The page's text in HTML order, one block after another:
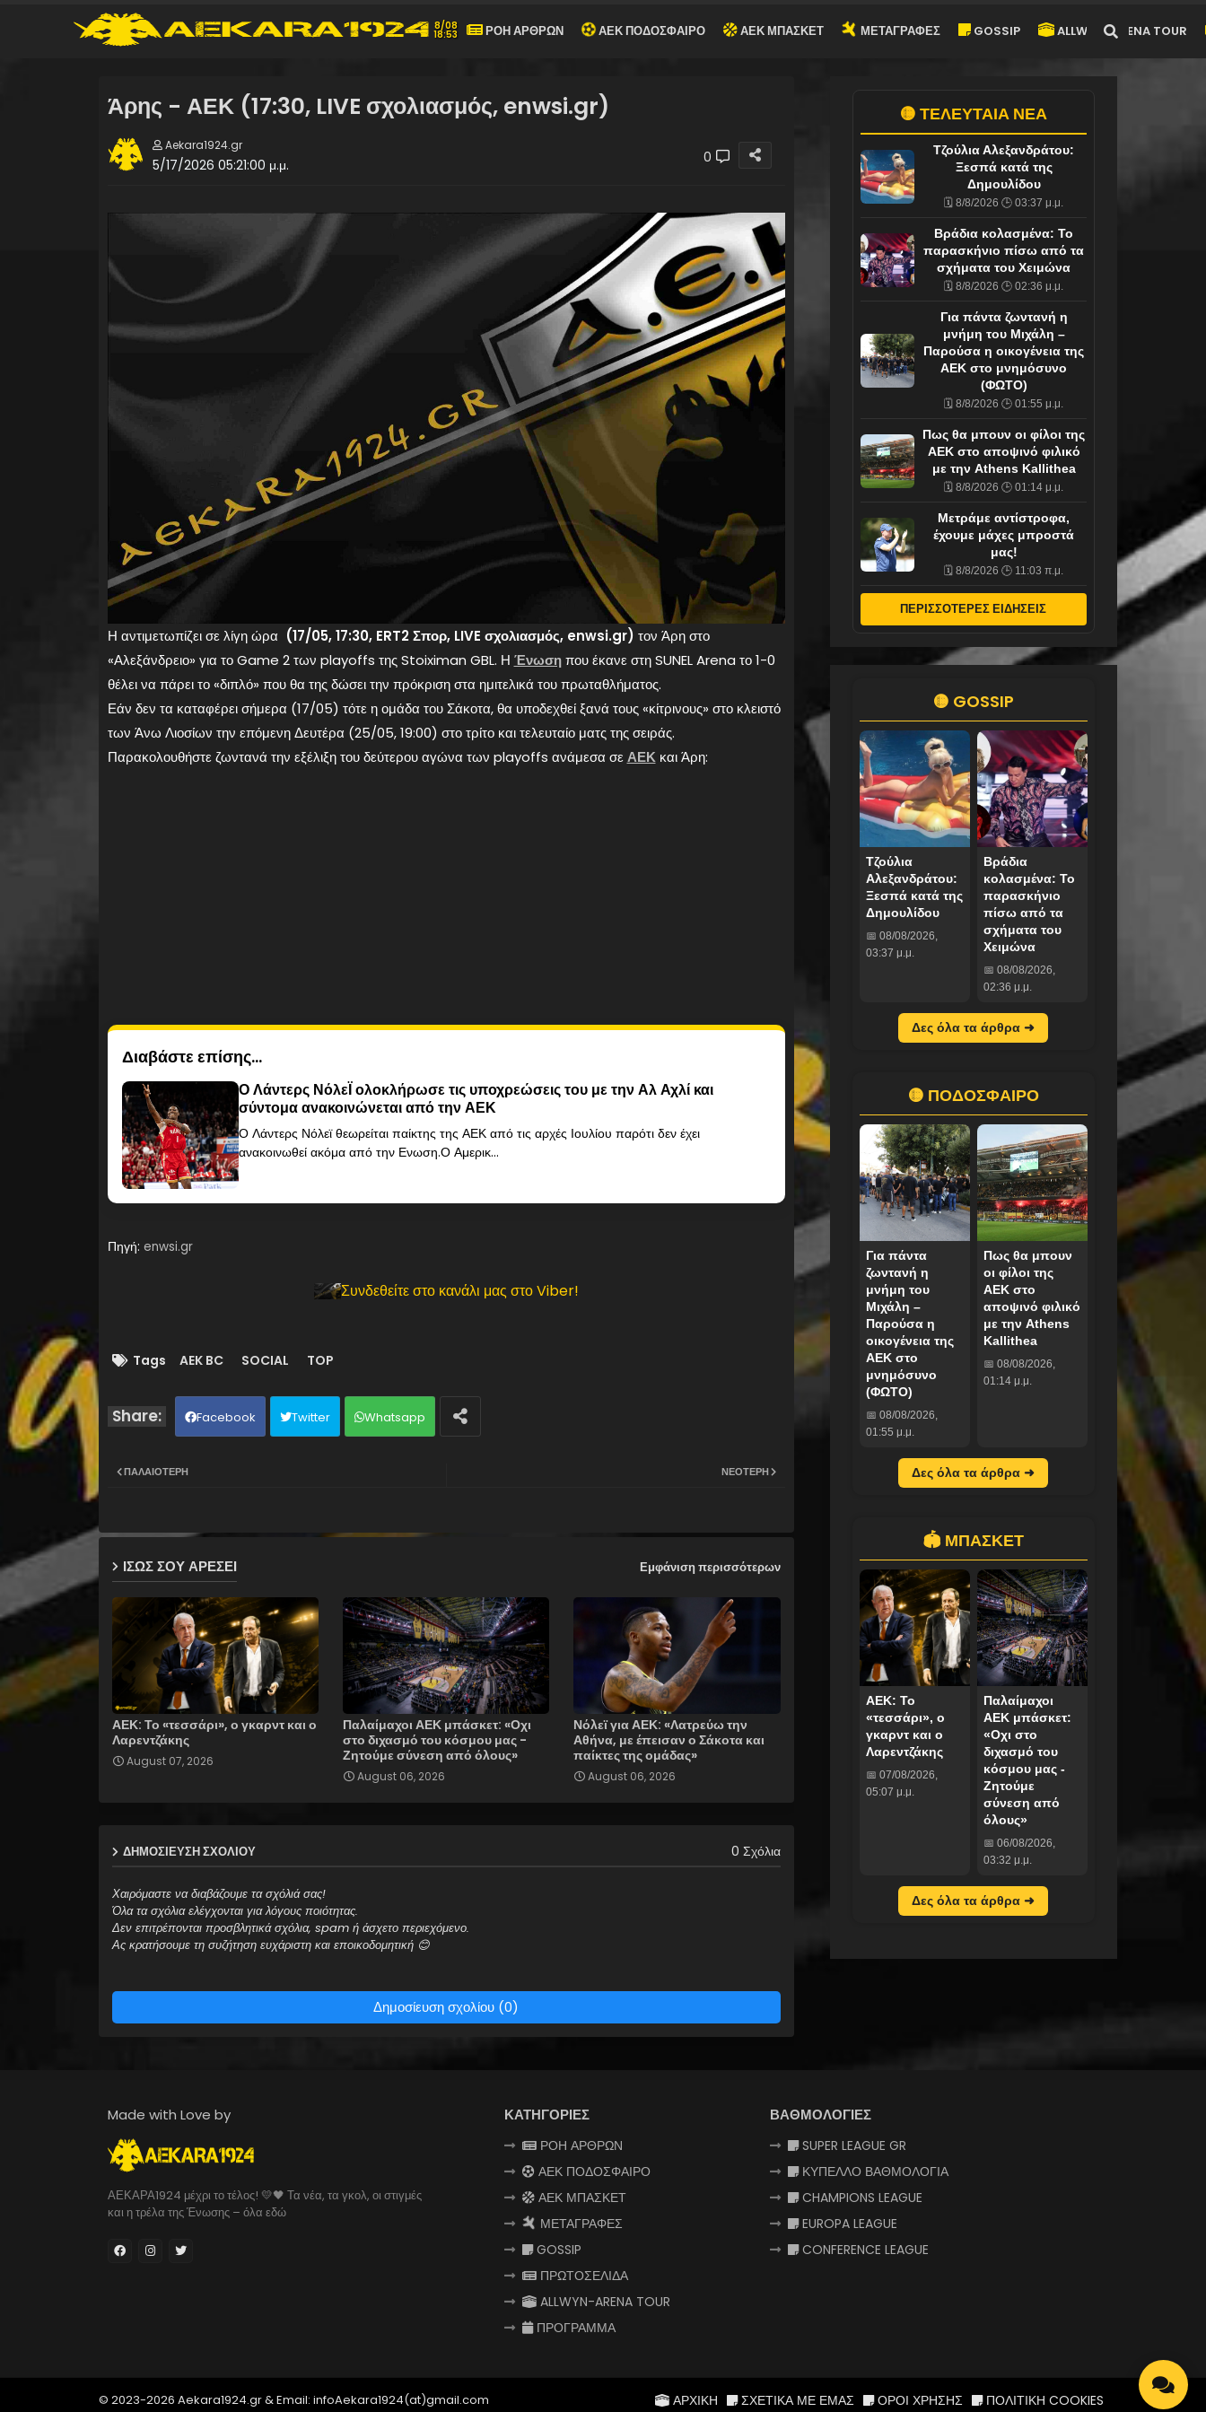
8/08
18:53 ΡΟΗ ΑΡΘΡΩΝ ΑΕΚ ΠΟΔΟΣΦΑΙΡΟ ΑΕΚ ΜΠΑΣΚΕΤ ΜΕΤΑΓΡΑΦΕΣ GOSSIP ALLWYN-ARENA TOUR
Άρης - ΑΕΚ (17:30, LIVE σχολιασμός, enwsi.gr)
Aekara1924.gr
5/17/2026 05:21:00 μ.μ. 0
Η αντιμετωπίζει σε λίγη ώρα (17/05, 17:30, ERT2 Σπορ, LIVE σχολιασμός, enwsi.gr) τον Άρη στο
«Αλεξάνδρειο» για το Game 2 των playoffs της Stoiximan GBL. Η Ένωσηπου έκανε στη SUNEL Arena το 1-0
θέλει να πάρει το «διπλό» που θα της δώσει την πρόκριση στα ημιτελικά του πρωταθλήματος.
Εάν δεν τα καταφέρει σήμερα (17/05) τότε η ομάδα του Σάκοτα, θα υποδεχθεί ξανά τους «κίτρινους» στο κλειστό
των Άνω Λιοσίων την επόμενη Δευτέρα (25/05, 19:00) στο τρίτο και τελευταίο ματς της σειράς.
Παρακολουθήστε ζωντανά την εξέλιξη του δεύτερου αγώνα των playoffs ανάμεσα σεΑΕΚκαι Άρη:
Διαβάστε επίσης...
Ο Λάντερς ΝόλεΪ ολοκλήρωσε τις υποχρεώσεις του με την Αλ Αχλί και
σύντομα ανακοινώνεται από την ΑΕΚ
Ο Λάντερς Νόλεϊ θεωρείται παίκτης της ΑΕΚ από τις αρχές Ιουλίου παρότι δεν έχει
ανακοινωθεί ακόμα από την Ενωση.Ο Αμερικ...
Πηγή: enwsi.gr
Συνδεθείτε στο κανάλι μας στο Viber!
Tags AEK BC SOCIAL TOP
Facebook Twitter Whatsapp
ΝΕΌΤΕΡΗ
ΠΑΛΑΙΌΤΕΡΗ
ΙΣΩΣ ΣΟΥ ΑΡΕΣΕΙ Εμφάνιση περισσότερων
ΑΕΚ: Το «τεσσάρι», ο γκαρντ και ο
Λαρεντζάκης
August 07, 2026
Παλαίμαχοι ΑΕΚ μπάσκετ: «Οχι
στο διχασμό του κόσμου μας -
Ζητούμε σύνεση από όλους»
August 06, 2026
Νόλεϊ για ΑΕΚ: «Λατρεύω την
Αθήνα, με έπεισαν ο Σάκοτα και
παίκτες της ομάδας»
August 06, 2026
ΔΗΜΟΣΊΕΥΣΗ ΣΧΟΛΊΟΥ 0 Σχόλια
Χαιρόμαστε να διαβάζουμε τα σχόλιά σας!
Όλα τα σχόλια ελέγχονται για λόγους ποιότητας.
Δεν επιτρέπονται προσβλητικά σχόλια, spam ή άσχετο περιεχόμενο.
Ας κρατήσουμε τη συζήτηση ευχάριστη και εποικοδομητική 😊
Δημοσίευση σχολίου (0)
🟡 ΤΕΛΕΥΤΑΙΑ ΝΕΑ
Τζούλια Αλεξανδράτου:
Ξεσπά κατά της
Δημουλίδου
🗓️ 8/8/2026 🕒 03:37 μ.μ.
Βράδια κολασμένα: Το
παρασκήνιο πίσω από τα
σχήματα του Χειμώνα
🗓️ 8/8/2026 🕒 02:36 μ.μ.
Για πάντα ζωντανή η
μνήμη του Μιχάλη –
Παρούσα η οικογένεια της
ΑΕΚ στο μνημόσυνο
(ΦΩΤΟ)
🗓️ 8/8/2026 🕒 01:55 μ.μ.
Πως θα μπουν οι φίλοι της
ΑΕΚ στο αποψινό φιλικό
με την Athens Kallithea
🗓️ 8/8/2026 🕒 01:14 μ.μ.
Μετράμε αντίστροφα,
έχουμε μάχες μπροστά
μας!
🗓️ 8/8/2026 🕒 11:03 π.μ.
ΠΕΡΙΣΣΟΤΕΡΕΣ ΕΙΔΗΣΕΙΣ
🟡 GOSSIP
Τζούλια
Αλεξανδράτου:
Ξεσπά κατά της
Δημουλίδου
📅 08/08/2026,
03:37 μ.μ.
Βράδια
κολασμένα: Το
παρασκήνιο
πίσω από τα
σχήματα του
Χειμώνα
📅 08/08/2026,
02:36 μ.μ.
Δες όλα τα άρθρα ➜
🟡 ΠΟΔΟΣΦΑΙΡΟ
Για πάντα
ζωντανή η
μνήμη του
Μιχάλη –
Παρούσα η
οικογένεια της
ΑΕΚ στο
μνημόσυνο
(ΦΩΤΟ)
📅 08/08/2026,
01:55 μ.μ.
Πως θα μπουν
οι φίλοι της
ΑΕΚ στο
αποψινό φιλικό
με την Athens
Kallithea
📅 08/08/2026,
01:14 μ.μ.
Δες όλα τα άρθρα ➜
🏟️ ΜΠΑΣΚΕΤ
ΑΕΚ: Το
«τεσσάρι», ο
γκαρντ και ο
Λαρεντζάκης
📅 07/08/2026,
05:07 μ.μ.
Παλαίμαχοι
ΑΕΚ μπάσκετ:
«Οχι στο
διχασμό του
κόσμου μας -
Ζητούμε
σύνεση από
όλους»
📅 06/08/2026,
03:32 μ.μ.
Δες όλα τα άρθρα ➜
Made with Love by
ΑΕΚΑΡΑ1924 μέχρι το τέλος! 💛🖤 Τα νέα, τα γκολ, οι στιγμές
και η τρέλα της Ένωσης – όλα εδώ
ΚΑΤΗΓΟΡΙΕΣ
ΡΟΗ ΑΡΘΡΩΝ
ΑΕΚ ΠΟΔΟΣΦΑΙΡΟ
ΑΕΚ ΜΠΑΣΚΕΤ
ΜΕΤΑΓΡΑΦΕΣ
GOSSIP
ΠΡΩΤΟΣΕΛΙΔΑ
ALLWYN-ARENA TOUR
ΠΡΟΓΡΑΜΜΑ
ΒΑΘΜΟΛΟΓΙΕΣ
SUPER LEAGUE GR
ΚΥΠΕΛΛΟ ΒΑΘΜΟΛΟΓΙΑ
CHAMPIONS LEAGUE
EUROPA LEAGUE
CONFERENCE LEAGUE
ΑΡΧΙΚΗ ΣΧΕΤΙΚΑ ΜΕ ΕΜΑΣ ΟΡΟΙ ΧΡΗΣΗΣ ΠΟΛΙΤΙΚΗ COOKIES
© 2023-2026 Aekara1924.gr & Email: infoAekara1924(at)gmail.com